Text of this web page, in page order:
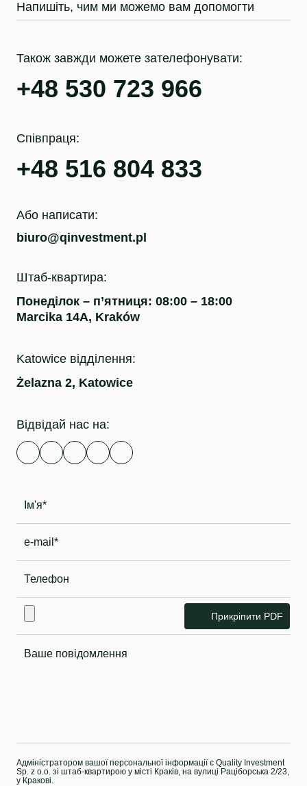
Напишіть, чим ми можемо вам допомогти
Також завжди можете зателефонувати:
+48 530 723 966
Співпраця:
+48 516 804 833
Або написати:
biuro@qinvestment.pl
Штаб-квартира:
Понеділок – п’ятниця: 08:00 – 18:00
Marcika 14A, Kraków
Katowice відділення:
Żelazna 2, Katowice
Відвідай нас на:
Прикріпити PDF
Адміністратором вашої персональної інформації є Quality Investment
Sp. z o.o. зі штаб-квартирою у місті Краків, на вулиці Раціборська 2/23,
у Кракові.